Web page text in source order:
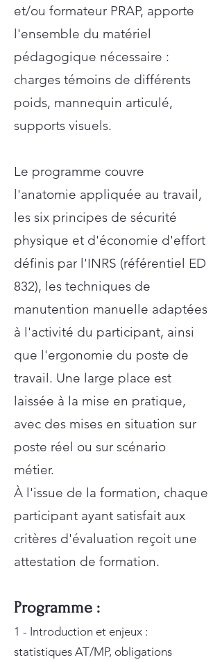
et/ou formateur PRAP, apporte
l'ensemble du matériel
pédagogique nécessaire :
charges témoins de différents
poids, mannequin articulé,
supports visuels.
Le programme couvre
l'anatomie appliquée au travail,
les six principes de sécurité
physique et d'économie d'effort
définis par l'INRS (référentiel ED
832), les techniques de
manutention manuelle adaptées
à l'activité du participant, ainsi
que l'ergonomie du poste de
travail. Une large place est
laissée à la mise en pratique,
avec des mises en situation sur
poste réel ou sur scénario
métier.
À l'issue de la formation, chaque
participant ayant satisfait aux
critères d'évaluation reçoit une
attestation de formation.
Programme :
1 - Introduction et enjeux :
statistiques AT/MP, obligations